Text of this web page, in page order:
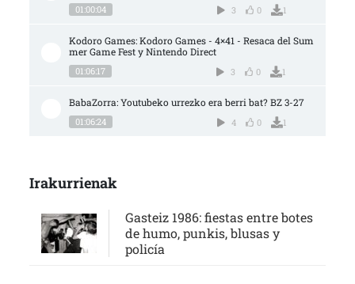
01:00:04 3 0 1
Kodoro Games: Kodoro Games - 4×41 - Resaca del Sum
mer Game Fest y Nintendo Direct
01:06:17 3 0 1
BabaZorra: Youtubeko urrezko era berri bat? BZ 3-27
01:06:24 4 0 1
Irakurrienak
Gasteiz 1986: fiestas entre botes
de humo, punkis, blusas y
policía